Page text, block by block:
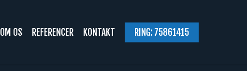
OM OS REFERENCER KONTAKT RING: 75861415